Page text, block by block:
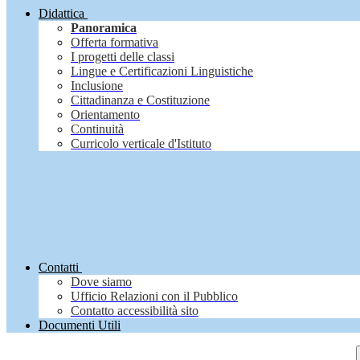
Didattica
Panoramica
Offerta formativa
I progetti delle classi
Lingue e Certificazioni Linguistiche
Inclusione
Cittadinanza e Costituzione
Orientamento
Continuità
Curricolo verticale d'Istituto
Contatti
Dove siamo
Ufficio Relazioni con il Pubblico
Contatto accessibilità sito
Documenti Utili